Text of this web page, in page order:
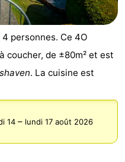
personnes. Ce 4O
coucher, de ±80m² et est
. La cuisine est
14 – lundi 17 août 2026